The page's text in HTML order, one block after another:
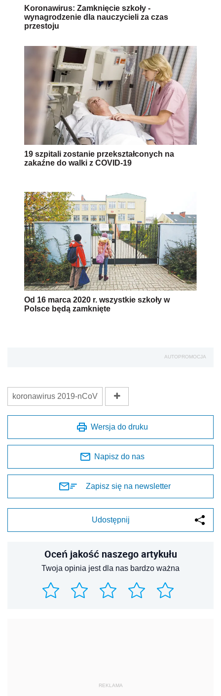
Koronawirus: Zamknięcie szkoły -
wynagrodzenie dla nauczycieli za czas
przestoju
19 szpitali zostanie przekształconych na
zakaźne do walki z COVID-19
Od 16 marca 2020 r. wszystkie szkoły w
Polsce będą zamknięte
AUTOPROMOCJA
koronawirus 2019-nCoV
Wersja do druku
Napisz do nas
Zapisz się na newsletter
Udostępnij
Oceń jakość naszego artykułu
Twoja opinia jest dla nas bardzo ważna
REKLAMA